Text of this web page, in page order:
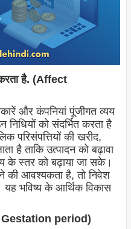
करता है. (Affect
और कंपनियां पूंजीगत व्यय
को संदर्भित करता है
परिसंपत्तियों की खरीद,
है ताकि उत्पादन को बढ़ावा
के स्तर को बढ़ाया जा सके।
की आवश्यकता है, तो निवेश
भविष्य के आर्थिक विकास
Gestation period)